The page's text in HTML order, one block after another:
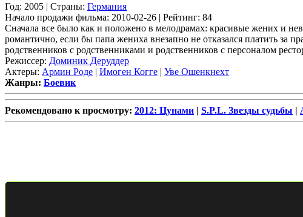
Год: 2005 | Страны: Германия
Начало продажи фильма: 2010-02-26 | Рейтинг: 84
Сначала все было как и положено в мелодрамах: красивые жених и
романтично, если бы папа жениха внезапно не отказался платить
родственников с родственниками и родственников с персоналом
Режиссер: Доминик Деруддер
Актеры: Армин Роде | Имоген Когге | Уве Ошенкнехт
Жанры: Боевик
Рекомендовано к просмотру: 2012: Цунами | S.P.L. Звезды судьбы |